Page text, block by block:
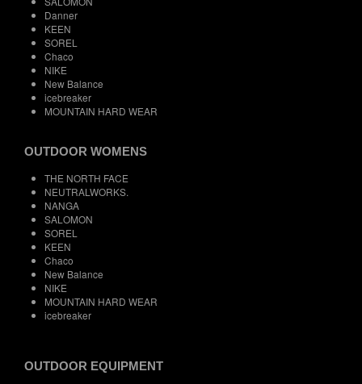
Danner
KEEN
SOREL
Chaco
NIKE
New Balance
icebreaker
MOUNTAIN HARD WEAR
OUTDOOR WOMENS
THE NORTH FACE
NEUTRALWORKS.
NANGA
SALOMON
SOREL
KEEN
Chaco
New Balance
NIKE
MOUNTAIN HARD WEAR
icebreaker
OUTDOOR EQUIPMENT